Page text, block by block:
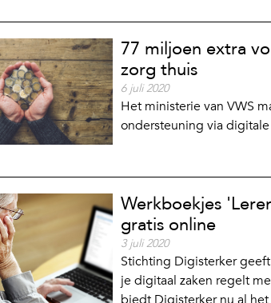
77 miljoen extra
zorg thuis
6 juli 2020
Het ministerie van VWS
ondersteuning via
Werkboekjes
gratis online
3 juli 2020
Stichting Digisterker
je digitaal zaken regelt